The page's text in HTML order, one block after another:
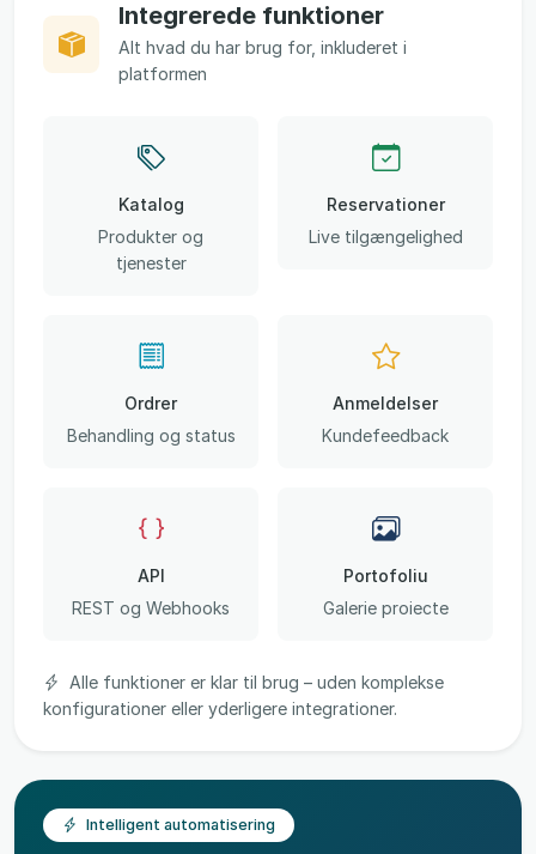
Integrerede funktioner
Alt hvad du har brug for, inkluderet i
platformen
Katalog
Produkter og
tjenester
Reservationer
Live tilgængelighed
Ordrer
Behandling og status
Anmeldelser
Kundefeedback
API
REST og Webhooks
Portofoliu
Galerie proiecte
Alle funktioner er klar til brug – uden komplekse
konfigurationer eller yderligere integrationer.
Intelligent automatisering